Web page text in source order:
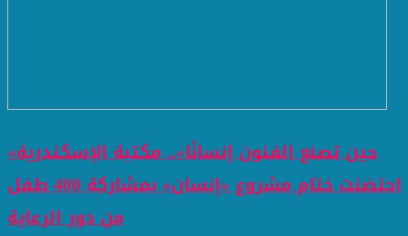
«حين تصنع الفنون إنسانًا».. مكتبة الإسكندرية
احتضنت ختام مشروع «إنسان» بمشاركة 400 طفل
من دور الرعاية